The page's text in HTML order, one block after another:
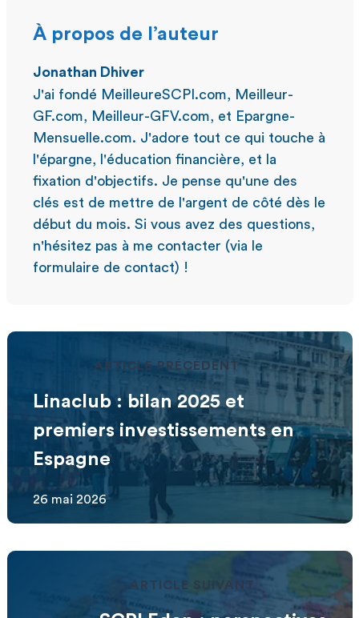
À propos de l’auteur
Jonathan Dhiver
J'ai fondé MeilleureSCPI.com, Meilleur-
GF.com, Meilleur-GFV.com, et Epargne-
Mensuelle.com. J'adore tout ce qui touche à
l'épargne, l'éducation financière, et la
fixation d'objectifs. Je pense qu'une des
clés est de mettre de l'argent de côté dès le
début du mois. Si vous avez des questions,
n'hésitez pas à me contacter (via le
formulaire de contact) !
ARTICLE PRÉCÉDENT
Linaclub : bilan 2025 et
premiers investissements en
Espagne
26 mai 2026
ARTICLE SUIVANT